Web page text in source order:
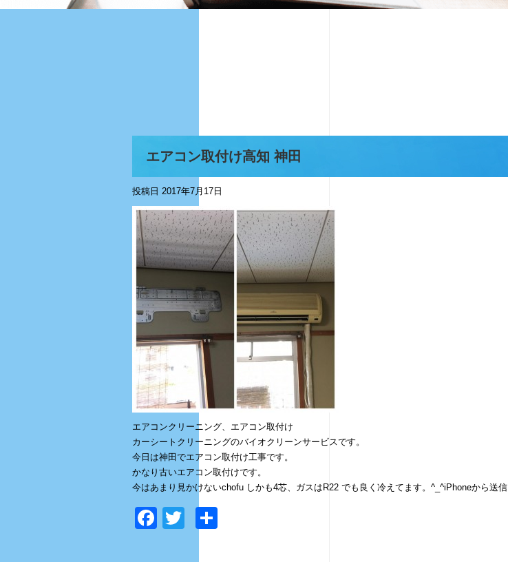
エアコン取付け高知 神田
投稿日 2017年7月17日
エアコンクリーニング、エアコン取付け
カーシートクリーニングのバイオクリーンサービスです。
今日は神田でエアコン取付け工事です。
かなり古いエアコン取付けです。
今はあまり見かけないchofu しかも4芯、ガスはR22 でも良く冷えてます。^_^iPhoneから送信
Facebook
Twitter